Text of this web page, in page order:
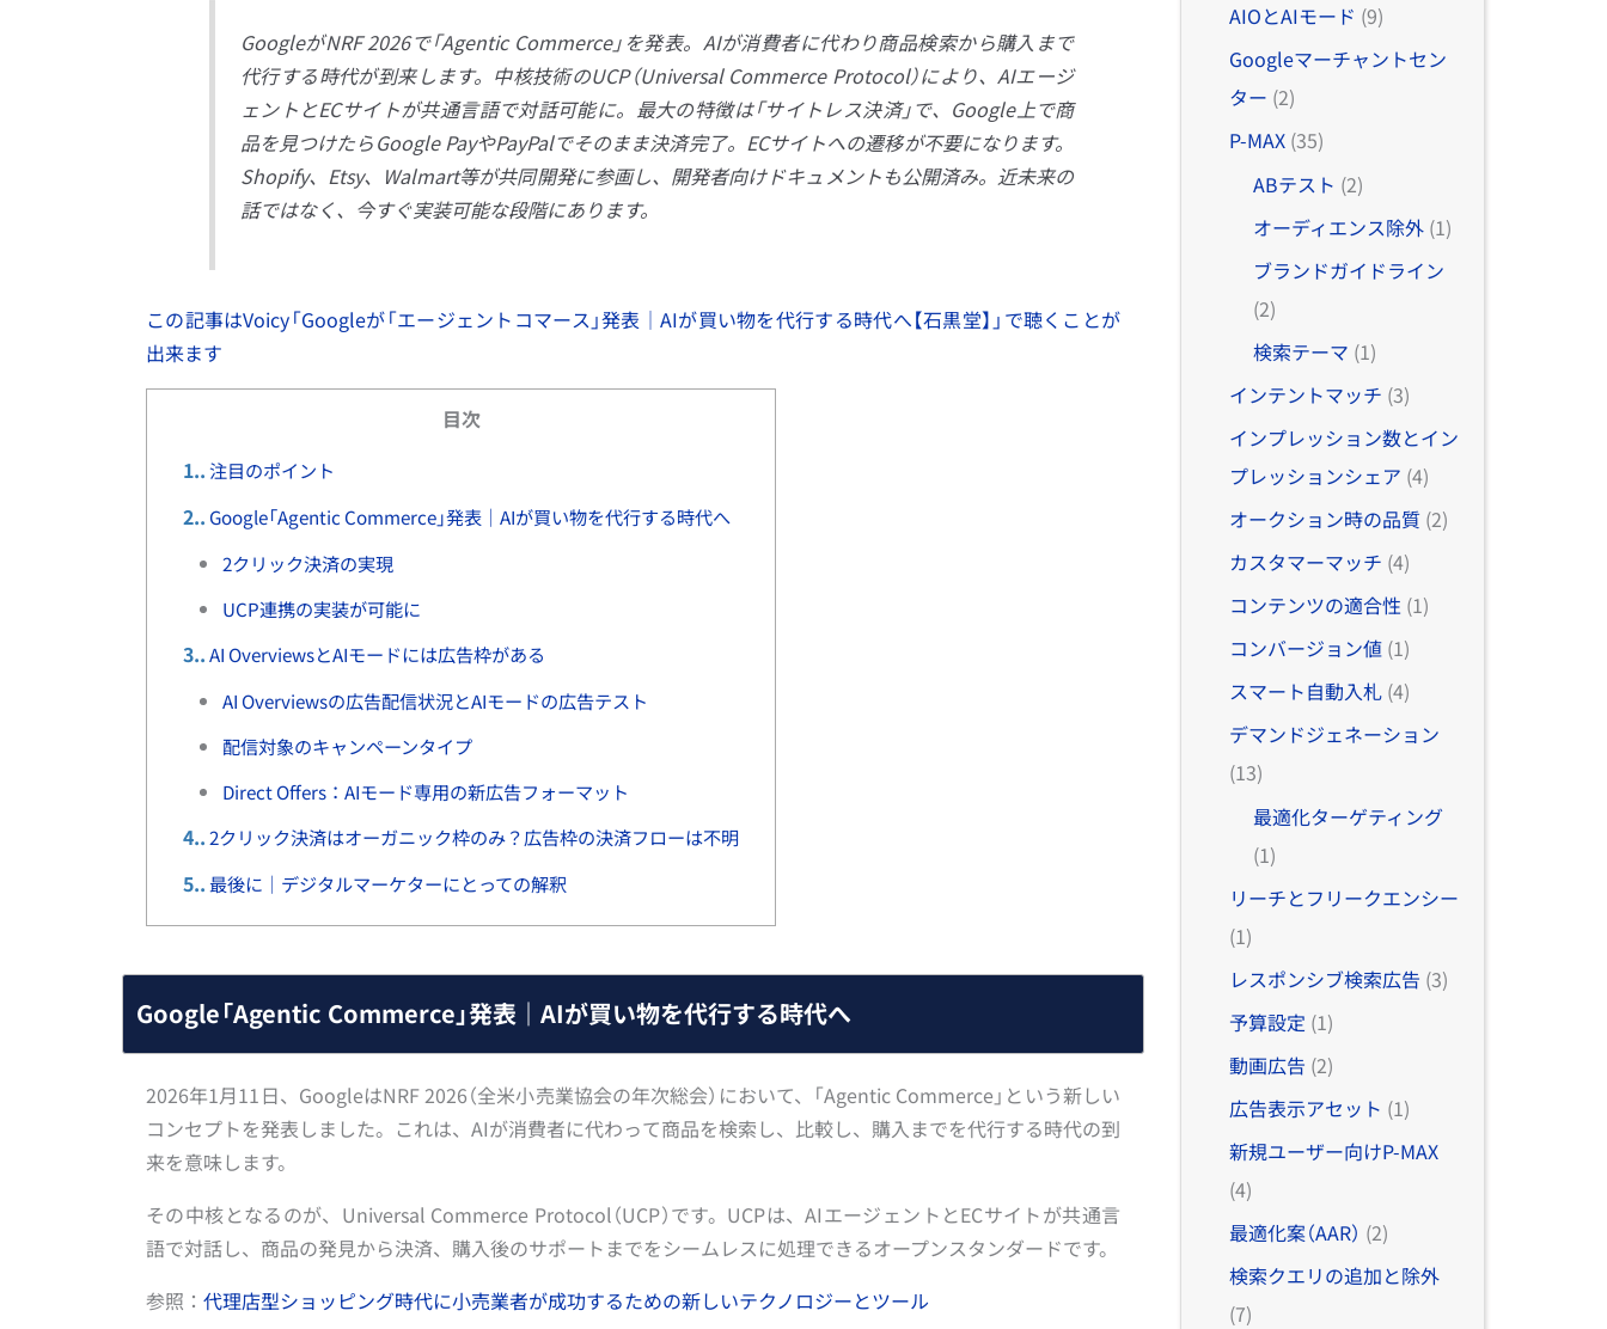
GoogleがNRF 2026で「Agentic Commerce」を発表。AIが消費者に代わり商品検索から購入まで
代行する時代が到来します。中核技術のUCP（Universal Commerce Protocol）により、AIエージ
ェントとECサイトが共通言語で対話可能に。最大の特徴は「サイトレス決済」で、Google上で商
品を見つけたらGoogle PayやPayPalでそのまま決済完了。ECサイトへの遷移が不要になります。
Shopify、Etsy、Walmart等が共同開発に参画し、開発者向けドキュメントも公開済み。近未来の
話ではなく、今すぐ実装可能な段階にあります。
この記事はVoicy「Googleが「エージェントコマース」発表｜AIが買い物を代行する時代へ【石黒堂】」で聴くことが
出来ます
目次
1. 注目のポイント
2. Google「Agentic Commerce」発表｜AIが買い物を代行する時代へ
2クリック決済の実現
UCP連携の実装が可能に
3. AI OverviewsとAIモードには広告枠がある
AI Overviewsの広告配信状況とAIモードの広告テスト
配信対象のキャンペーンタイプ
Direct Offers：AIモード専用の新広告フォーマット
4. 2クリック決済はオーガニック枠のみ？広告枠の決済フローは不明
5. 最後に｜デジタルマーケターにとっての解釈
Google「Agentic Commerce」発表｜AIが買い物を代行する時代へ
2026年1月11日、GoogleはNRF 2026（全米小売業協会の年次総会）において、「Agentic Commerce」という新しい
コンセプトを発表しました。これは、AIが消費者に代わって商品を検索し、比較し、購入までを代行する時代の到
来を意味します。
その中核となるのが、Universal Commerce Protocol（UCP）です。UCPは、AIエージェントとECサイトが共通言
語で対話し、商品の発見から決済、購入後のサポートまでをシームレスに処理できるオープンスタンダードです。
参照： 代理店型ショッピング時代に小売業者が成功するための新しいテクノロジーとツール
AIOとAIモード (9)
Googleマーチャントセン
ター (2)
P-MAX (35)
ABテスト (2)
オーディエンス除外 (1)
ブランドガイドライン
(2)
検索テーマ (1)
インテントマッチ (3)
インプレッション数とイン
プレッションシェア (4)
オークション時の品質 (2)
カスタマーマッチ (4)
コンテンツの適合性 (1)
コンバージョン値 (1)
スマート自動入札 (4)
デマンドジェネーション
(13)
最適化ターゲティング
(1)
リーチとフリークエンシー
(1)
レスポンシブ検索広告 (3)
予算設定 (1)
動画広告 (2)
広告表示アセット (1)
新規ユーザー向けP-MAX
(4)
最適化案（AAR） (2)
検索クエリの追加と除外
(7)